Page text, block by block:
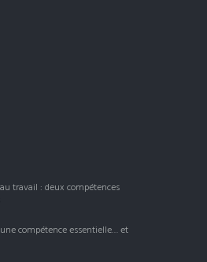
travail : deux compétences
compétence essentielle… et